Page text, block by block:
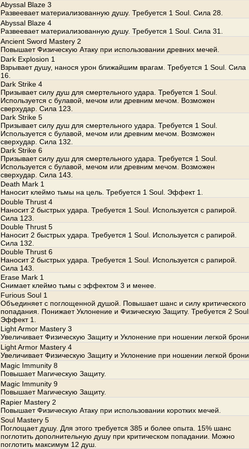
Abyssal Blaze 3
Развеевает материализованную душу. Требуется 1 Soul. Сила 28.
Abyssal Blaze 4
Развеевает материализованную душу. Требуется 1 Soul. Сила 31.
Ancient Sword Mastery 2
Повышает Физическую Атаку при использовании древних мечей.
Dark Explosion 1
Взрывает душу, нанося урон ближайшим врагам. Требуется 1 Soul. Сила
16.
Dark Strike 4
Призывает силу душ для смертельного удара. Требуется 1 Soul.
Используется с булавой, мечом или древним мечом. Возможен
сверхудар. Сила 123.
Dark Strike 5
Призывает силу душ для смертельного удара. Требуется 1 Soul.
Используется с булавой, мечом или древним мечом. Возможен
сверхудар. Сила 132.
Dark Strike 6
Призывает силу душ для смертельного удара. Требуется 1 Soul.
Используется с булавой, мечом или древним мечом. Возможен
сверхудар. Сила 143.
Death Mark 1
Наносит клеймо тьмы на цель. Требуется 1 Soul. Эффект 1.
Double Thrust 4
Наносит 2 быстрых удара. Требуется 1 Soul. Используется с рапирой.
Сила 123.
Double Thrust 5
Наносит 2 быстрых удара. Требуется 1 Soul. Используется с рапирой.
Сила 132.
Double Thrust 6
Наносит 2 быстрых удара. Требуется 1 Soul. Используется с рапирой.
Сила 143.
Erase Mark 1
Снимает клеймо тьмы с эффектом 3 и менее.
Furious Soul 1
Объединяет с поглощенной душой. Повышает шанс и силу критического
попадания. Понижает Уклонение и Физическую Защиту. Требуется 2 Soul.
Эффект 1.
Light Armor Mastery 3
Увеличивает Физическую Защиту и Уклонение при ношении легкой брони.
Light Armor Mastery 4
Увеличивает Физическую Защиту и Уклонение при ношении легкой брони.
Magic Immunity 8
Повышает Магическую Защиту.
Magic Immunity 9
Повышает Магическую Защиту.
Rapier Mastery 2
Повышает Физическую Атаку при использовании коротких мечей.
Soul Mastery 5
Поглощает душу. Для этого требуется 385 и более опыта. 15% шанс
поглотить дополнительную душу при критическом попадании. Можно
поглотить максимум 12 душ.